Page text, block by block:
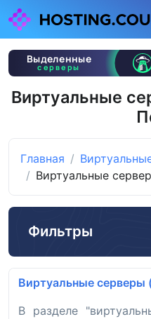
Виртуальные
Главная
Виртуальные
Фильтры
Виртуальные серверы
В разделе